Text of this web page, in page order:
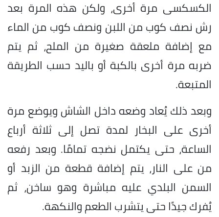
الكسكسى مرة أخرى، ولكن هذه المرة بعد
رش نصف كوب من اللبن ونصف كوب من الماء
مع إضافة ملعقة صغيرة من الملح، ثم يتم
ضربه مرة أخرى بالكبة أو باليد حسب الطريقة
المتبعة.
وبعد ذلك يُعاد وضعه داخل الشاش ويوضع مرة
أخرى على البخار لمدة تصل إلى ثلاثة أرباع
الساعة، حتى يكتمل نضجه تمامًا. وبعد رفعه
من على النار، يتم إضافة قطعة من الزبد أو
السمن البلدي عليه مباشرة وهو ساخن، ثم
يُفرك جيدًا حتى يتشرب الطعم والنكهة.